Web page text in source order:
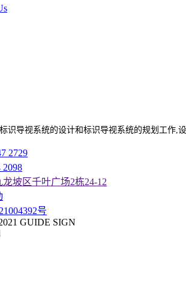
识导视系统的设计和标识导视系统的规划工作,
2729
2098
龙坡区千叶广场2栋24-12
号
GUIDE SIGN